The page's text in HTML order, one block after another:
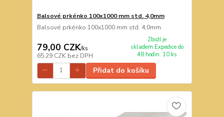
Balsové prkénko 100x1000 mm std. 4,0mm
Balsové prkénko 100x1000 mm std. 4,0mm.
79,00 CZK/ks
65,29 CZK bez DPH
Zboží je
skladem.Expedice do
48 hodin. 10 ks
Přidat do košíku